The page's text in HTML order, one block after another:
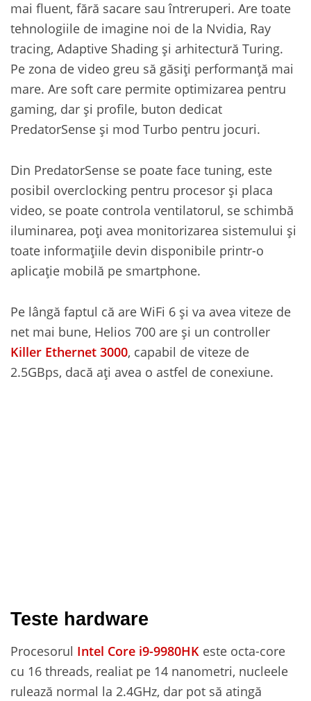
mai fluent, fără sacare sau întreruperi. Are toate
tehnologiile de imagine noi de la Nvidia, Ray
tracing, Adaptive Shading și arhitectură Turing.
Pe zona de video greu să găsiți performanță mai
mare. Are soft care permite optimizarea pentru
gaming, dar și profile, buton dedicat
PredatorSense și mod Turbo pentru jocuri.
Din PredatorSense se poate face tuning, este
posibil overclocking pentru procesor și placa
video, se poate controla ventilatorul, se schimbă
iluminarea, poți avea monitorizarea sistemului și
toate informațiile devin disponibile printr-o
aplicație mobilă pe smartphone.
Pe lângă faptul că are WiFi 6 și va avea viteze de
net mai bune, Helios 700 are și un controller
Killer Ethernet 3000, capabil de viteze de
2.5GBps, dacă ați avea o astfel de conexiune.
Teste hardware
Procesorul Intel Core i9-9980HK este octa-core
cu 16 threads, realiat pe 14 nanometri, nucleele
rulează normal la 2.4GHz, dar pot să atingă